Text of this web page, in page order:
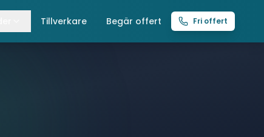
Tillverkare Begär offert Fri offert